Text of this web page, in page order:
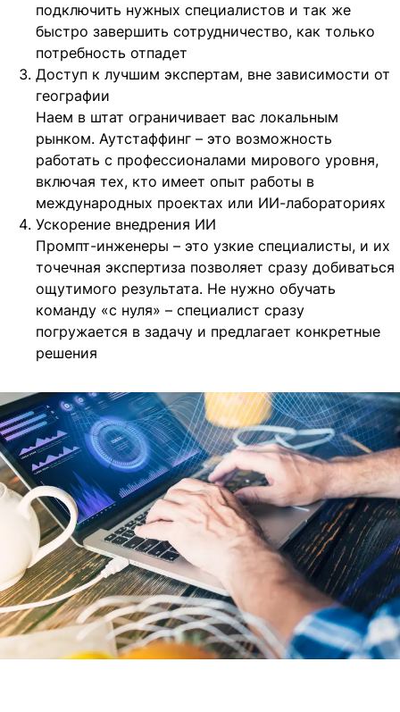
подключить нужных специалистов и так же
быстро завершить сотрудничество, как только
потребность отпадет
Доступ к лучшим экспертам, вне зависимости от
географии
Наем в штат ограничивает вас локальным
рынком. Аутстаффинг – это возможность
работать с профессионалами мирового уровня,
включая тех, кто имеет опыт работы в
международных проектах или ИИ-лабораториях
Ускорение внедрения ИИ
Промпт-инженеры – это узкие специалисты, и их
точечная экспертиза позволяет сразу добиваться
ощутимого результата. Не нужно обучать
команду «с нуля» – специалист сразу
погружается в задачу и предлагает конкретные
решения